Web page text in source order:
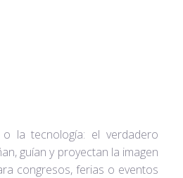
la tecnología: el verdadero
guían y proyectan la imagen
congresos, ferias o eventos